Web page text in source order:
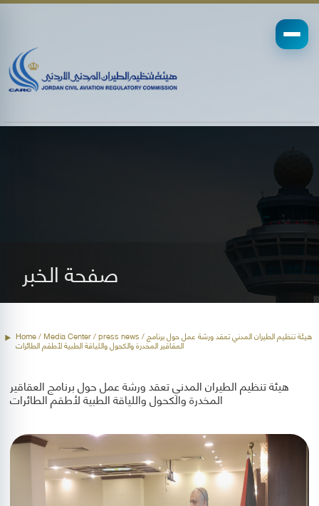
صفحة الخبر
Home/ Media Center /press news / هيئة تنظيم الطيران المدني تعقد ورشة عمل حول برنامج
العقاقير المخدرة والكحول واللياقة الطبية لأطقم الطائرات
هيئة تنظيم الطيران المدني تعقد ورشة عمل حول برنامج العقاقير
المخدرة والكحول واللياقة الطبية لأطقم الطائرات